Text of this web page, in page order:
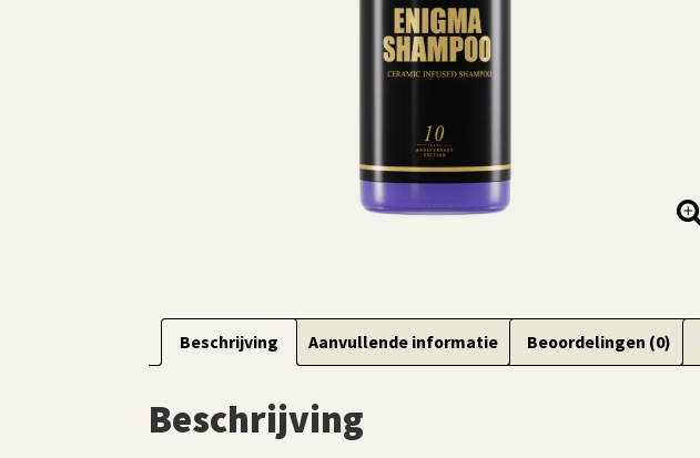
Beschrijving Aanvullende informatie Beoordelingen (0)
Beschrijving